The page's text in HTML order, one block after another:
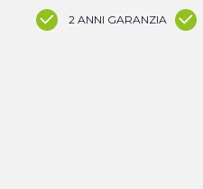
2 ANNI GARANZIA